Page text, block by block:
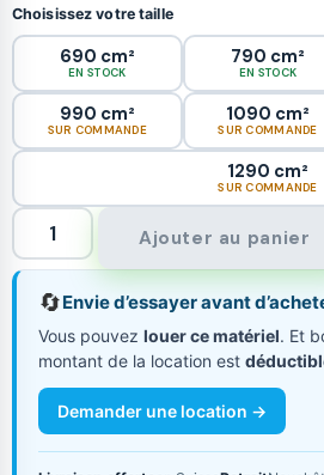
Choisissez votre taille
690 cm²
EN STOCK
790 cm²
EN STOCK
990 cm²
SUR COMMANDE
1090 cm²
SUR COMMANDE
1290 cm²
SUR COMMANDE
Ajouter au panier
🔄Envie d’essayer avant
Vous pouvez louer ce matériel. Et
montant de la location est
Demander une location →